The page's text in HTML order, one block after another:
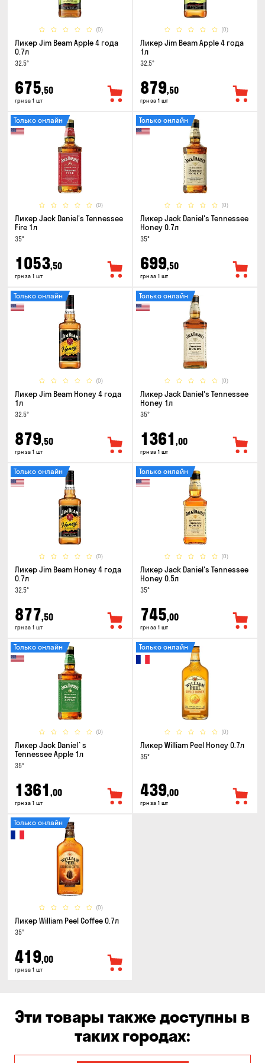
(0)
Ликер Jim Beam Apple 4 года
0.7л
32.5°
675,50
грн за 1 шт
(0)
Ликер Jim Beam Apple 4 года
1л
32.5°
879,50
грн за 1 шт
(0)
Только онлайн
Ликер Jack Daniel's Tennessee
Fire 1л
35°
1053,50
грн за 1 шт
(0)
Только онлайн
Ликер Jack Daniel's Tennessee
Honey 0.7л
35°
699,50
грн за 1 шт
(0)
Только онлайн
Ликер Jim Beam Honey 4 года
1л
32.5°
879,50
грн за 1 шт
(0)
Только онлайн
Ликер Jack Daniel's Tennessee
Honey 1л
35°
1361 ,00
грн за 1 шт
(0)
Только онлайн
Ликер Jim Beam Honey 4 года
0.7л
32.5°
877,50
грн за 1 шт
(0)
Только онлайн
Ликер Jack Daniel's Tennessee
Honey 0.5л
35°
745,00
грн за 1 шт
(0)
Только онлайн
Ликер Jack Daniel`s
Tennessee Apple 1л
35°
1361 ,00
грн за 1 шт
(0)
Только онлайн
Ликер William Peel Honey 0.7л
35°
439,00
грн за 1 шт
(0)
Только онлайн
Ликер William Peel Coffee 0.7л
35°
419,00
грн за 1 шт
Эти товары также доступны в
таких городах: